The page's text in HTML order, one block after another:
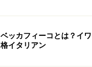
ベッカフィーコとは？イ
格イタリアン